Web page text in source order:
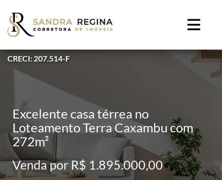
CRECI: 207.514-F
Excelente casa térrea no
Loteamento Terra Caxambu com
272m²
Venda por R$ 1.895.000,00